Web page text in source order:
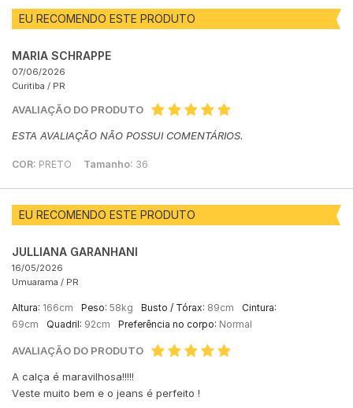
EU RECOMENDO ESTE PRODUTO
MARIA SCHRAPPE
07/06/2026
Curitiba / PR
AVALIAÇÃO DO PRODUTO
ESTA AVALIAÇÃO NÃO POSSUI COMENTÁRIOS.
COR: PRETO Tamanho: 36
EU RECOMENDO ESTE PRODUTO
JULLIANA GARANHANI
16/05/2026
Umuarama / PR
Altura: 166cm Peso: 58kg Busto / Tórax: 89cm
Cintura:
69cm
Quadril: 92cm Preferência no corpo: Normal
AVALIAÇÃO DO PRODUTO
A calça é maravilhosa!!!!!
Veste muito bem e o jeans é perfeito !